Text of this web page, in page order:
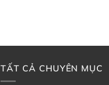
TẤT CẢ CHUYÊN MỤC